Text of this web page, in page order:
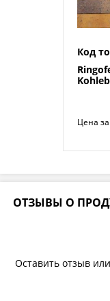
Код
Цена
ОТЗЫВЫ О
Оставить отзыв